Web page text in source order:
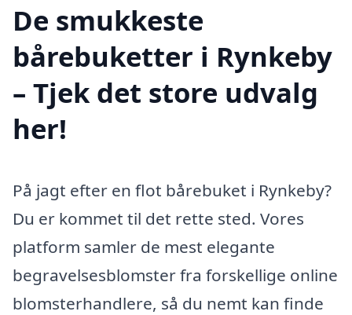
De smukkeste
bårebuketter i Rynkeby
– Tjek det store udvalg
her!
På jagt efter en flot bårebuket i Rynkeby?
Du er kommet til det rette sted. Vores
platform samler de mest elegante
begravelsesblomster fra forskellige online
blomsterhandlere, så du nemt kan finde